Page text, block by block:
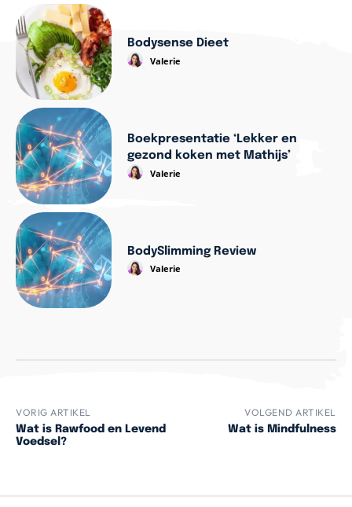
Bodysense Dieet
Valerie
Boekpresentatie ‘Lekker en
gezond koken met Mathijs’
Valerie
BodySlimming Review
Valerie
VORIG ARTIKEL
Wat is Rawfood en Levend
Voedsel?
VOLGEND ARTIKEL
Wat is Mindfulness